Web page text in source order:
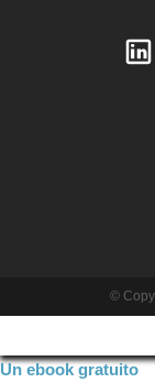
©
Un ebook gratuito